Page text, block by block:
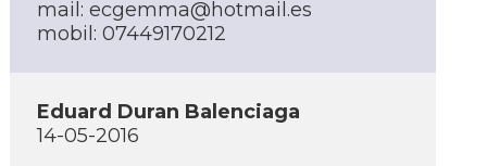
mail: ecgemma@hotmail.es
mobil: 07449170212
Eduard Duran Balenciaga
14-05-2016